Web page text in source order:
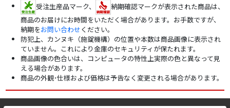
受注生産品マーク、
納期確認マークが表示された商品は、
商品のお届けにお時間をいただく場合があります。お手数ですが、
納期をお問い合わせください。
防犯上、カンヌキ（施錠機構）の位置や本数は商品画像に表示され
ていません。これにより金庫のセキュリティが保たれます。
商品画像の色合いは、コンピュータの特性上実際の色と異なって見
える場合があります。
商品の外観･仕様および価格は予告なく変更される場合があります。